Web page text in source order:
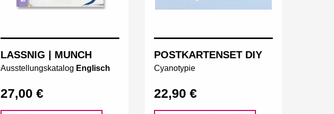
LASSNIG | MUNCH
Ausstellungskatalog Englisch
27,00 €
POSTKARTENSET DIY
Cyanotypie
22,90 €